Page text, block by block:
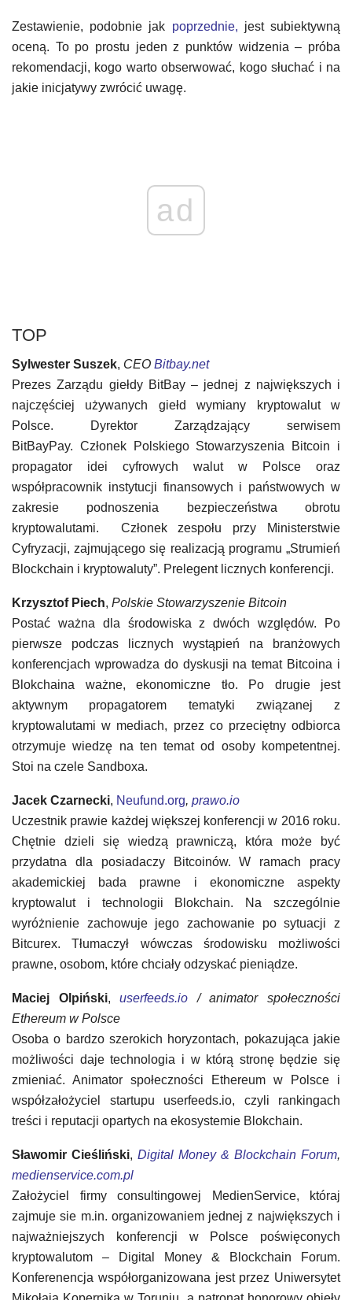
Zestawienie, podobnie jak poprzednie, jest subiektywną
oceną. To po prostu jeden z punktów widzenia – próba
rekomendacji, kogo warto obserwować, kogo słuchać i na
jakie inicjatywy zwrócić uwagę.
ad
TOP
Sylwester Suszek, CEO Bitbay.net
Prezes Zarządu giełdy BitBay – jednej z największych i
najczęściej używanych giełd wymiany kryptowalut w
Polsce. Dyrektor Zarządzający serwisem
BitBayPay. Członek Polskiego Stowarzyszenia Bitcoin i
propagator idei cyfrowych walut w Polsce oraz
współpracownik instytucji finansowych i państwowych w
zakresie podnoszenia bezpieczeństwa obrotu
kryptowalutami. Członek zespołu przy Ministerstwie
Cyfryzacji, zajmującego się realizacją programu „Strumień
Blockchain i kryptowaluty”. Prelegent licznych konferencji.
Krzysztof Piech, Polskie Stowarzyszenie Bitcoin
Postać ważna dla środowiska z dwóch względów. Po
pierwsze podczas licznych wystąpień na branżowych
konferencjach wprowadza do dyskusji na temat Bitcoina i
Blokchaina ważne, ekonomiczne tło. Po drugie jest
aktywnym propagatorem tematyki związanej z
kryptowalutami w mediach, przez co przeciętny odbiorca
otrzymuje wiedzę na ten temat od osoby kompetentnej.
Stoi na czele Sandboxa.
Jacek Czarnecki, Neufund.org, prawo.io
Uczestnik prawie każdej większej konferencji w 2016 roku.
Chętnie dzieli się wiedzą prawniczą, która może być
przydatna dla posiadaczy Bitcoinów. W ramach pracy
akademickiej bada prawne i ekonomiczne aspekty
kryptowalut i technologii Blokchain. Na szczególnie
wyróżnienie zachowuje jego zachowanie po sytuacji z
Bitcurex. Tłumaczył wówczas środowisku możliwości
prawne, osobom, które chciały odzyskać pieniądze.
Maciej Olpiński, userfeeds.io / animator społeczności
Ethereum w Polsce
Osoba o bardzo szerokich horyzontach, pokazująca jakie
możliwości daje technologia i w którą stronę będzie się
zmieniać. Animator społeczności Ethereum w Polsce i
współzałożyciel startupu userfeeds.io, czyli rankingach
treści i reputacji opartych na ekosystemie Blokchain.
Sławomir Cieśliński, Digital Money & Blockchain Forum,
medienservice.com.pl
Założyciel firmy consultingowej MedienService, któraj
zajmuje sie m.in. organizowaniem jednej z największych i
najważniejszych konferencji w Polsce poświęconych
kryptowalutom – Digital Money & Blockchain Forum.
Konferenencja współorganizowana jest przez Uniwersytet